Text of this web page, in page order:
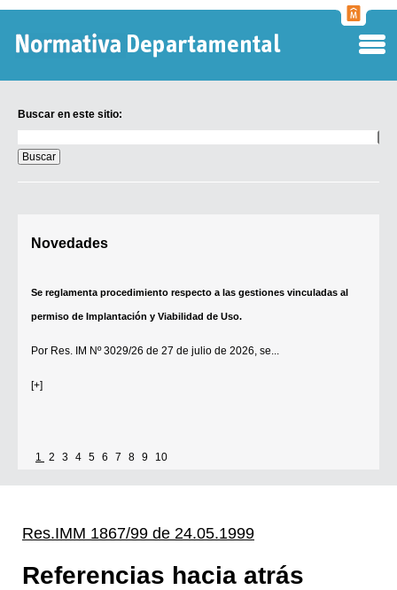
Buscar en este sitio:
en
este
sitio:
Novedades
Se reglamenta procedimiento respecto a las gestiones vinculadas al
permiso de Implantación y Viabilidad de Uso.
Por Res. IM Nº 3029/26 de 27 de julio de 2026, se...
[+]
1 2 3 4 5 6 7 8 9 10
Res.IMM 1867/99 de 24.05.1999
Referencias hacia atrás